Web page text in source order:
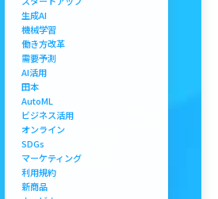
生成AI
機械学習
働き方改革
需要予測
AI活用
田本
AutoML
ビジネス活用
オンライン
SDGs
マーケティング
利用規約
新商品